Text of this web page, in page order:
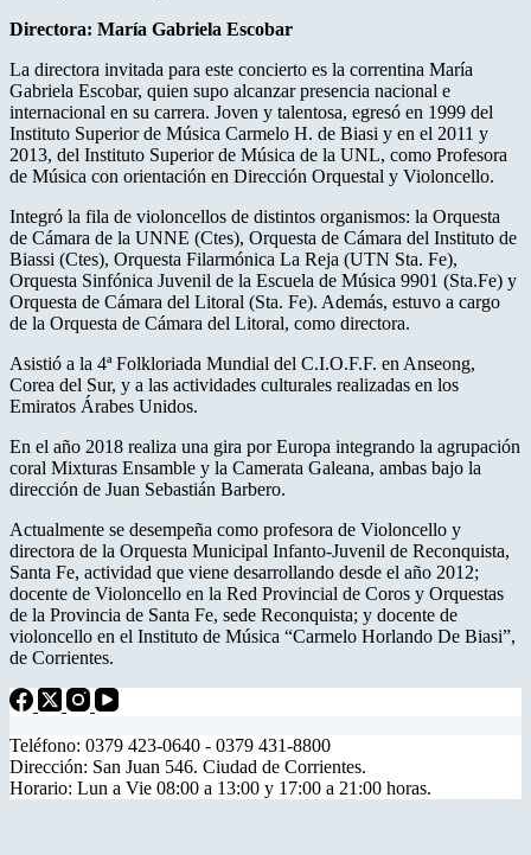
Directora: María Gabriela Escobar
La directora invitada para este concierto es la correntina María
Gabriela Escobar, quien supo alcanzar presencia nacional e
internacional en su carrera. Joven y talentosa, egresó en 1999 del
Instituto Superior de Música Carmelo H. de Biasi y en el 2011 y
2013, del Instituto Superior de Música de la UNL, como Profesora
de Música con orientación en Dirección Orquestal y Violoncello.
Integró la fila de violoncellos de distintos organismos: la Orquesta
de Cámara de la UNNE (Ctes), Orquesta de Cámara del Instituto de
Biassi (Ctes), Orquesta Filarmónica La Reja (UTN Sta. Fe),
Orquesta Sinfónica Juvenil de la Escuela de Música 9901 (Sta.Fe) y
Orquesta de Cámara del Litoral (Sta. Fe). Además, estuvo a cargo
de la Orquesta de Cámara del Litoral, como directora.
Asistió a la 4ª Folkloriada Mundial del C.I.O.F.F. en Anseong,
Corea del Sur, y a las actividades culturales realizadas en los
Emiratos Árabes Unidos.
En el año 2018 realiza una gira por Europa integrando la agrupación
coral Mixturas Ensamble y la Camerata Galeana, ambas bajo la
dirección de Juan Sebastián Barbero.
Actualmente se desempeña como profesora de Violoncello y
directora de la Orquesta Municipal Infanto-Juvenil de Reconquista,
Santa Fe, actividad que viene desarrollando desde el año 2012;
docente de Violoncello en la Red Provincial de Coros y Orquestas
de la Provincia de Santa Fe, sede Reconquista; y docente de
violoncello en el Instituto de Música “Carmelo Horlando De Biasi”,
de Corrientes.
Teléfono: 0379 423-0640 - 0379 431-8800
Dirección: San Juan 546. Ciudad de Corrientes.
Horario: Lun a Vie 08:00 a 13:00 y 17:00 a 21:00 horas.